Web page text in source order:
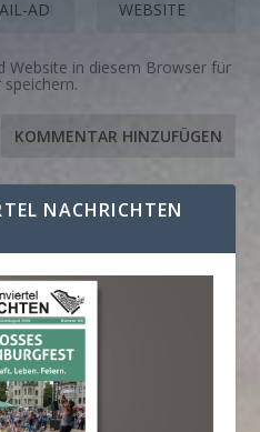
Website in diesem Browser für
NACHRICHTEN A